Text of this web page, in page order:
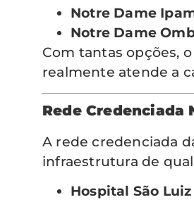
Notre Dame
Notre Dame
Com tantas opções,
realmente atende a
Rede Credenciada
A rede credenciada
infraestrutura de
Hospital São Luiz